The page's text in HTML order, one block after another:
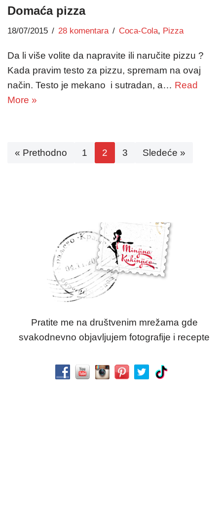
Domaća pizza
18/07/2015 28 komentara Coca-Cola, Pizza
Da li više volite da napravite ili naručite pizzu ?
Kada pravim testo za pizzu, spremam na ovaj
način. Testo je mekano i sutradan, a… Read
More »
« Prethodno 1 2 3 Sledeće »
Pratite me na društvenim mrežama gde
svakodnevno objavljujem fotografije i recepte